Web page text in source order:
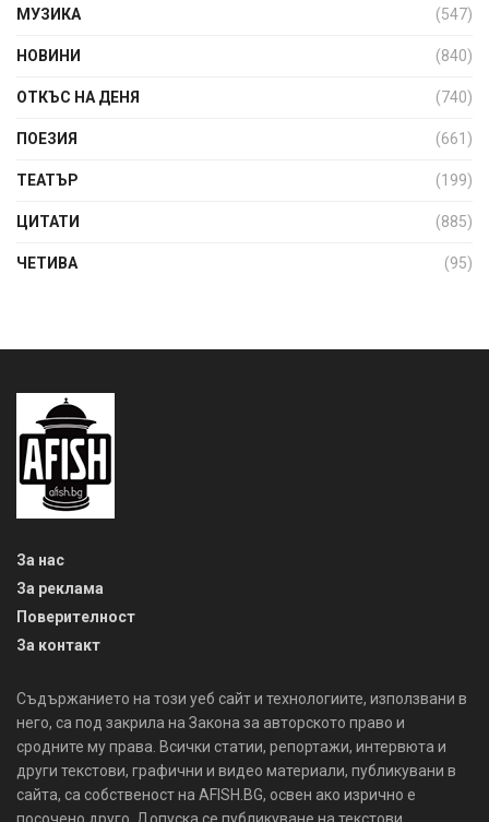
МУЗИКА (547)
НОВИНИ (840)
ОТКЪС НА ДЕНЯ (740)
ПОЕЗИЯ (661)
ТЕАТЪР (199)
ЦИТАТИ (885)
ЧЕТИВА (95)
За нас
За реклама
Поверителност
За контакт
Съдържанието на този уеб сайт и технологиите, използвани в
него, са под закрила на Закона за авторското право и
сродните му права. Всички статии, репортажи, интервюта и
други текстови, графични и видео материали, публикувани в
сайта, са собственост на AFISH.BG, освен ако изрично е
посочено друго. Допуска се публикуване на текстови